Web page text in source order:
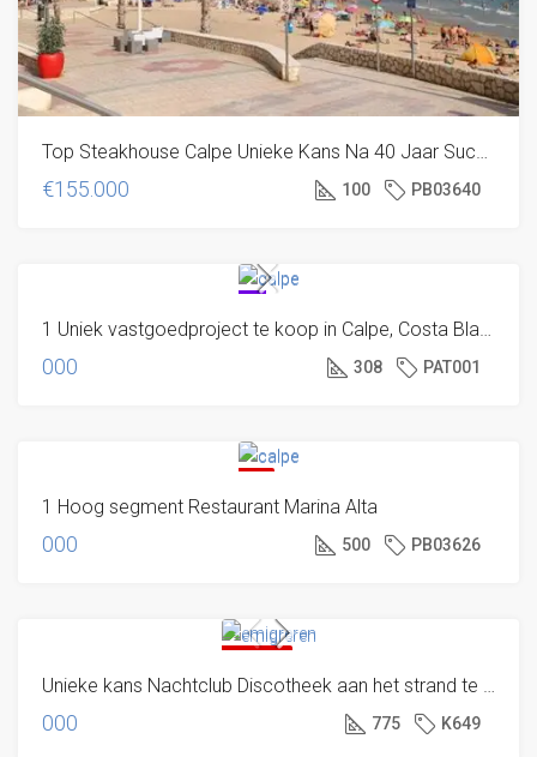
€155.000 100 PB03640
NU? VOLG
KEER WÉL
OP TIJD
1 Uniek vastgoedproject te koop in Calpe, Costa Blanca
000 308 PAT001
1 Hoog segment Restaurant Marina Alta
000 500 PB03626
000 775 K649